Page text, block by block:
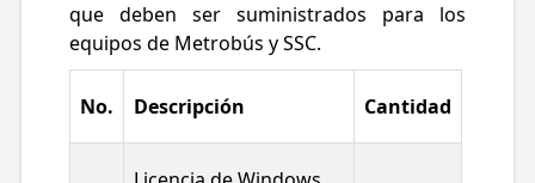
que deben ser suministrados para los
equipos de Metrobús y SSC.
No. Descripción Cantidad